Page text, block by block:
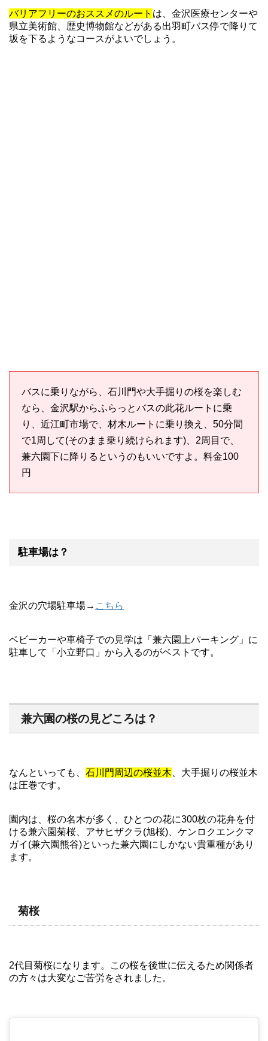
バリアフリーのおススメのルート は、金沢医療センターや
県立美術館、歴史博物館などがある出羽町バス停で降りて
坂を下るようなコースがよいでしょう。
バスに乗りながら、石川門や大手掘りの桜を楽しむ
なら、金沢駅からふらっとバスの此花ルートに乗
り、近江町市場で、材木ルートに乗り換え、50分間
で1周して(そのまま乗り続けられます)、2周目で、
兼六園下に降りるというのもいいですよ。料金100
円
駐車場は？
金沢の穴場駐車場→ こちら
ベビーカーや車椅子での見学は「兼六園上パーキング」に
駐車して「小立野口」から入るのがベストです。
兼六園の桜の見どころは？
なんといっても、 石川門周辺の桜並木 、大手掘りの桜並木
は圧巻です。
園内は、桜の名木が多く、ひとつの花に300枚の花弁を付
ける兼六園菊桜、アサヒザクラ(旭桜)、ケンロクエンクマ
ガイ(兼六園熊谷)といった兼六園にしかない貴重種があり
ます。
菊桜
2代目菊桜になります。この桜を後世に伝えるため関係者
の方々は大変なご苦労をされました。